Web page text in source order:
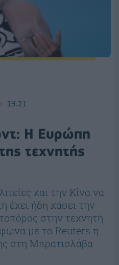
19:21
Η Ευρώπη
τεχνητής
και την Κίνα να
έχει ήδη χάσει την
στην τεχνητή
με το Reuters η
στη Μπρατισλάβα